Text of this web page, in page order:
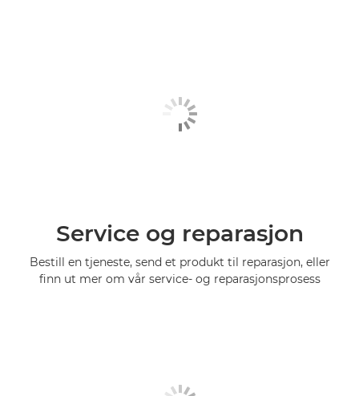
Service og reparasjon
Bestill en tjeneste, send et produkt til reparasjon, eller
finn ut mer om vår service- og reparasjonsprosess